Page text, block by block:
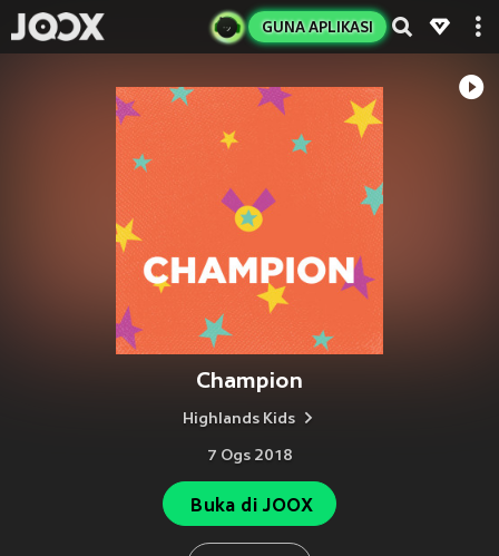
GUNA APLIKASI
Champion
Highlands Kids
7 Ogs 2018
Buka di JOOX